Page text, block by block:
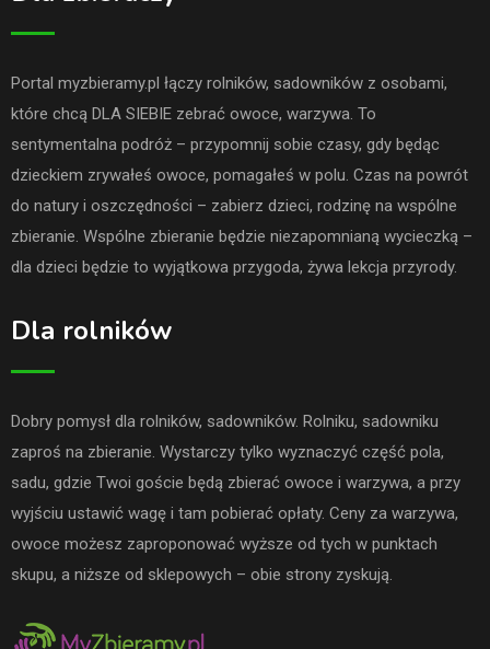
Portal myzbieramy.pl łączy rolników, sadowników z osobami,
które chcą DLA SIEBIE zebrać owoce, warzywa. To
sentymentalna podróż – przypomnij sobie czasy, gdy będąc
dzieckiem zrywałeś owoce, pomagałeś w polu. Czas na powrót
do natury i oszczędności – zabierz dzieci, rodzinę na wspólne
zbieranie. Wspólne zbieranie będzie niezapomnianą wycieczką –
dla dzieci będzie to wyjątkowa przygoda, żywa lekcja przyrody.
Dla rolników
Dobry pomysł dla rolników, sadowników. Rolniku, sadowniku
zaproś na zbieranie. Wystarczy tylko wyznaczyć część pola,
sadu, gdzie Twoi goście będą zbierać owoce i warzywa, a przy
wyjściu ustawić wagę i tam pobierać opłaty. Ceny za warzywa,
owoce możesz zaproponować wyższe od tych w punktach
skupu, a niższe od sklepowych – obie strony zyskują.